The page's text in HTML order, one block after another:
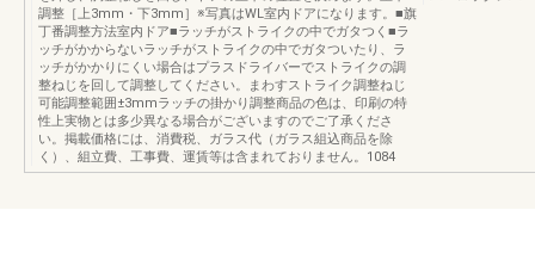
調整［上3mm・下3mm］※写真はWL室内ドアになります。■旗
丁番調整方法室内ドア■ラッチがストライクの中でガタつく■ラ
ッチがかからないラッチがストライクの中でガタついたり、ラ
ッチがかかりにくい場合はプラスドライバーでストライクの調
整ねじを回して調整してください。まわすストライク調整ねじ
可能調整範囲±3mmラッチの掛かり調整商品の色は、印刷の特
性上実物とは多少異なる場合がございますのでご了承くださ
い。掲載価格には、消費税、ガラス代（ガラス組込商品を除
く）、組立費、工事費、運賃等は含まれておりません。1084